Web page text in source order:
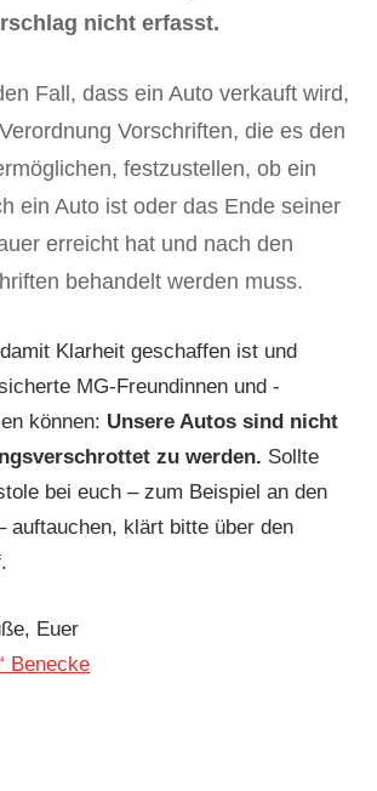
nicht erfasst.
Fall, dass ein Auto verkauft wird,
Vorschriften, die es den
festzustellen, ob ein
ein Auto ist oder das Ende seiner
erreicht hat und nach den
behandelt werden muss.
Klarheit geschaffen ist und
MG-Freundinnen und -
können: Unsere Autos sind nicht
zu werden. Sollte
bei euch – zum Beispiel an den
auftauchen, klärt bitte über den
Euer
Benecke